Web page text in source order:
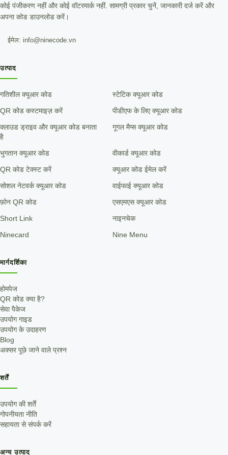
कोई पंजीकरण नहीं और कोई वॉटरमार्क नहीं. सामग्री प्रकार चुनें, जानकारी दर्ज करें और
अपना कोड डाउनलोड करें।
ईमेल: info@ninecode.vn
उत्पाद
गतिशील क्यूआर कोड स्टेटिक क्यूआर कोड
QR कोड कस्टमाइज़ करें पीडीएफ के लिए क्यूआर कोड
क्लाउड ड्राइव और क्यूआर कोड बनाता
है
गूगल मैप्स क्यूआर कोड
भुगतान क्यूआर कोड वीकार्ड क्यूआर कोड
QR कोड टेक्स्ट करें क्यूआर कोड ईमेल करें
सोशल नेटवर्क क्यूआर कोड वाईफाई क्यूआर कोड
फ़ोन QR कोड एसएमएस क्यूआर कोड
Short Link नाइनचेक
Ninecard Nine Menu
मार्गदर्शिका
होमपेज
QR कोड क्या है?
सेवा पैकेज
उपयोग गाइड
उपयोग के उदाहरण
Blog
अक्सर पूछे जाने वाले प्रश्न
शर्तें
उपयोग की शर्तें
गोपनीयता नीति
सहायता से संपर्क करें
अन्य उत्पाद